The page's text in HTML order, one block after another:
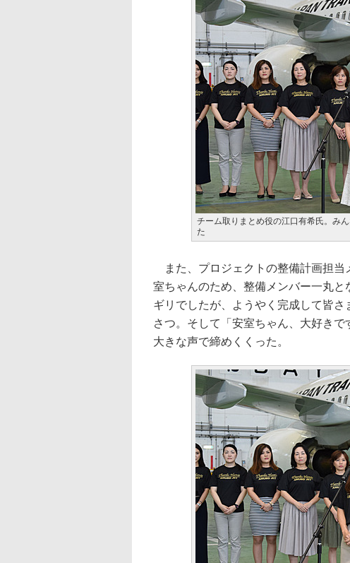
チーム取りまとめ役の江口有希氏。み
た
また、プロジェクトの整備計画担当
室ちゃんのため、整備メンバー一丸
ギリでしたが、ようやく完成して皆
さつ。そして「安室ちゃん、大好き
大きな声で締めくくった。